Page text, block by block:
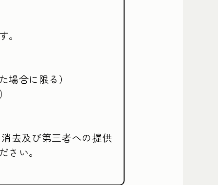
合に限る）
去及び第三者への提供
い。